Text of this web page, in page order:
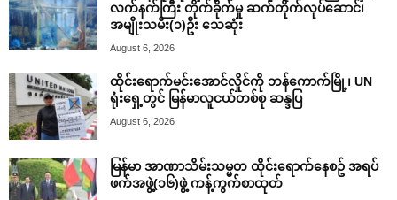
လက်နက်ကြီး တိုက်ခိုက်မှု ဆက်တိုက်လုပ်ဆောင်၊
အမျိုးသမီး(၁)ဦး သေဆုံး
August 6, 2026
ထိုင်းရောက်မင်းအောင်လှိုင်ကို ဘန်ကောက်မြို့၊ UN
ရုံးရှေ့တွင် မြန်မာလူငယ်တစ်စု ဆန္ဒပြ
August 6, 2026
မြန်မာ အာဏာသိမ်းသမ္မတ ထိုင်းရောက်နေစဥ် အရပ်
ဖက်အဖွဲ့(၁၆)ဖွဲ့ ကန့်ကွက်စာထုတ်